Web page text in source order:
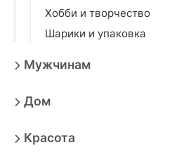
Хобби и творчество
Шарики и упаковка
Мужчинам
Дом
Красота